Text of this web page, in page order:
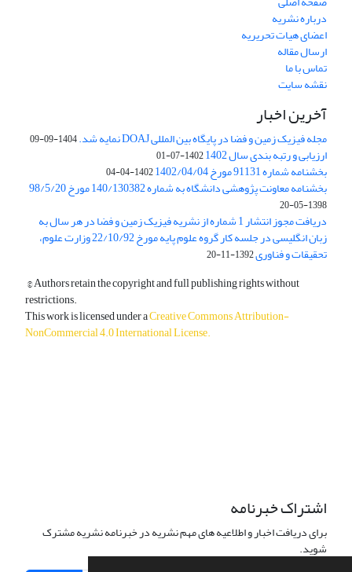
درباره نشریه
اعضای هیات تحریریه
ارسال مقاله
تماس با ما
نقشه سایت
آخرین اخبار
مجله فیزیک زمین و فضا در پایگاه بین المللی DOAJ نمایه شد. 1404-09-09
ارزیابی و رتبه بندی سال 1402 1402-07-01
بخشنامه شماره 91131 مورخ 1402/04/04 1402-04-04
بخشنامه معاونت پژوهشی دانشگاه به شماره 140/130382 مورخ 98/5/20
1398-05-20
دریافت مجوز انتشار 1 شماره از نشریه فیزیک زمین و فضا در هر سال به
زبان انگلیسی در جلسه کار گروه علوم پایه مورخ 22/10/92 وزارت علوم،
تحقیقات و فناوری1392-11-20
© Authors retain the copyright and full publishing rights without
restrictions.
This work is licensed under aCreative Commons Attribution-
NonCommercial 4.0 International License.
اشتراک خبرنامه
برای دریافت اخبار و اطلاعیه های مهم نشریه در خبرنامه نشریه مشترک
شوید.